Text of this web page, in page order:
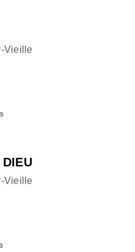
Vieille
Vieille